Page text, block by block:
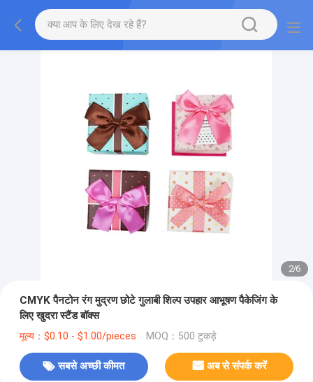
2/6
CMYK पैनटोन रंग मुद्रण छोटे गुलाबी शिल्प उपहार आभूषण पैकेजिंग के
लिए खुदरा स्टैंड बॉक्स
मूल्य：$0.10 - $1.00/pieces MOQ：500 टुकड़े
सबसे अच्छी कीमत अब से संपर्क करें